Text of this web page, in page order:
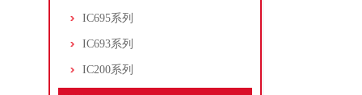
IC695系列
IC693系列
IC200系列